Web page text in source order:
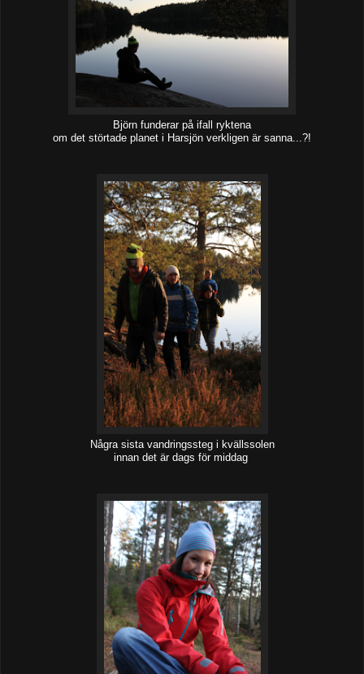
Björn funderar på ifall ryktena
om det störtade planet i Harsjön verkligen är sanna...?!
Några sista vandringssteg i kvällssolen
innan det är dags för middag